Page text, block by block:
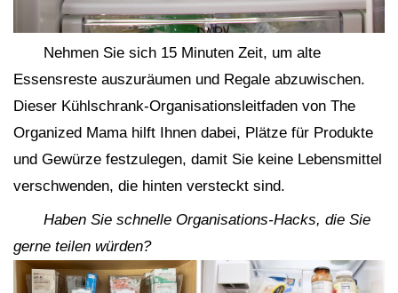
Nehmen Sie sich 15 Minuten Zeit, um alte
Essensreste auszuräumen und Regale abzuwischen.
Dieser Kühlschrank-Organisationsleitfaden von The
Organized Mama hilft Ihnen dabei, Plätze für Produkte
und Gewürze festzulegen, damit Sie keine Lebensmittel
verschwenden, die hinten versteckt sind.
Haben Sie schnelle Organisations-Hacks, die Sie
gerne teilen würden?